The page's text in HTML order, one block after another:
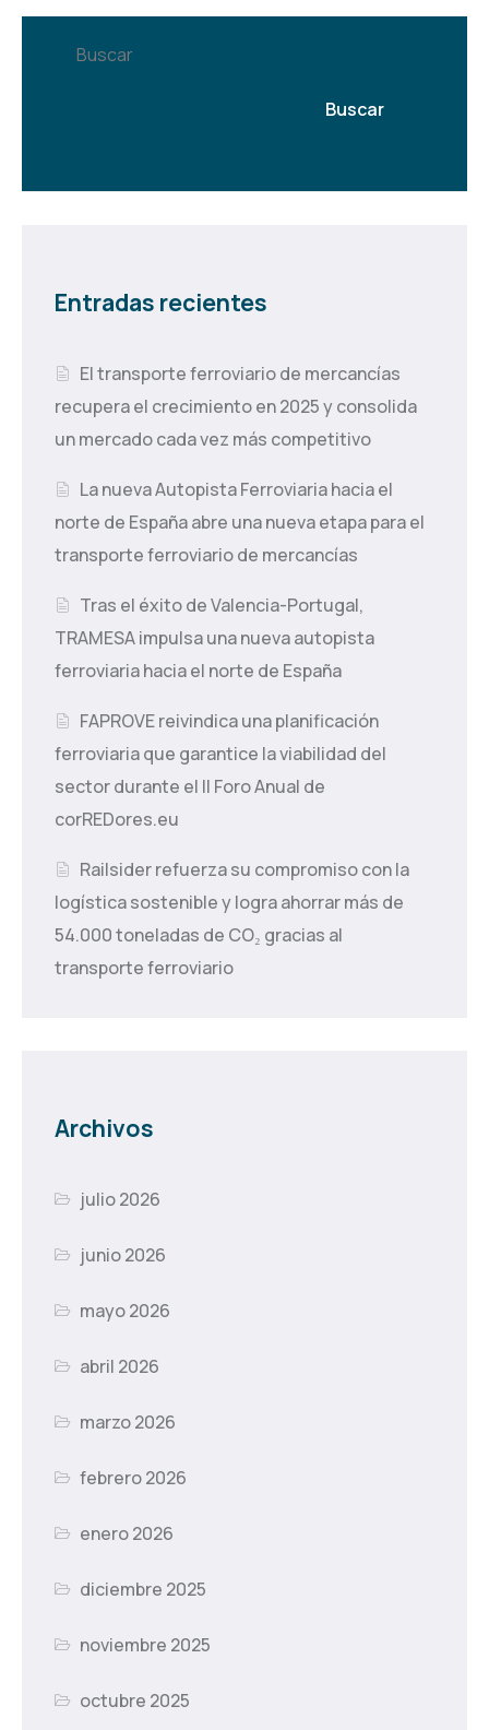
Buscar
Buscar
Entradas recientes
El transporte ferroviario de mercancías
recupera el crecimiento en 2025 y consolida
un mercado cada vez más competitivo
La nueva Autopista Ferroviaria hacia el
norte de España abre una nueva etapa para el
transporte ferroviario de mercancías
Tras el éxito de Valencia-Portugal,
TRAMESA impulsa una nueva autopista
ferroviaria hacia el norte de España
FAPROVE reivindica una planificación
ferroviaria que garantice la viabilidad del
sector durante el II Foro Anual de
corREDores.eu
Railsider refuerza su compromiso con la
logística sostenible y logra ahorrar más de
54.000 toneladas de CO₂ gracias al
transporte ferroviario
Archivos
julio 2026
junio 2026
mayo 2026
abril 2026
marzo 2026
febrero 2026
enero 2026
diciembre 2025
noviembre 2025
octubre 2025